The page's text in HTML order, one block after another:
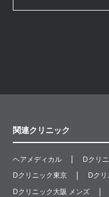
関連クリニック
ヘアメディカル Dクリ
Dクリニック東京
Dク
Dクリニック大阪 メンズ